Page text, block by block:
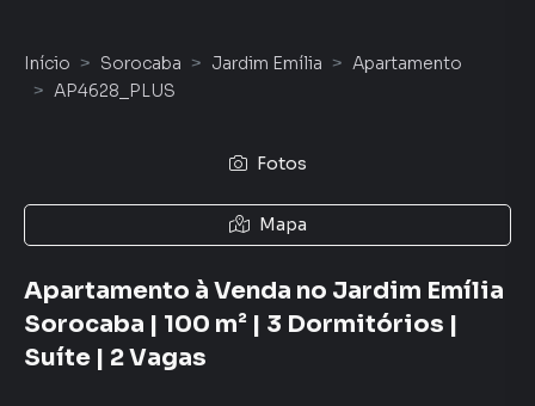
Início Sorocaba Jardim Emília
Apartamento
AP4628_PLUS
Fotos
Mapa
Apartamento à Venda no Jardim Emília
Sorocaba | 100 m² | 3 Dormitórios |
Suíte | 2 Vagas